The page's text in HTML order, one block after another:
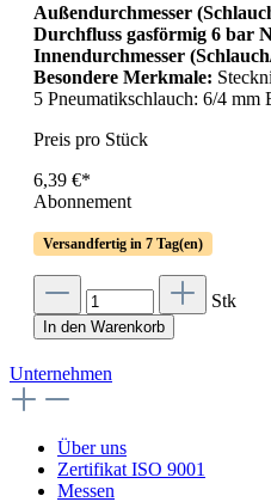
Außendurchmesser
Durchfluss gasförmig 6 bar
Innendurchmesser
Besondere Merkmale:
5 Pneumatikschlauch: 6/4
Preis pro Stück
6,39 €*
Abonnement
Versandfertig in 7 Tag(en)
Stk
In den Warenkorb
Unternehmen
Über uns
Zertifikat ISO 9001
Messen